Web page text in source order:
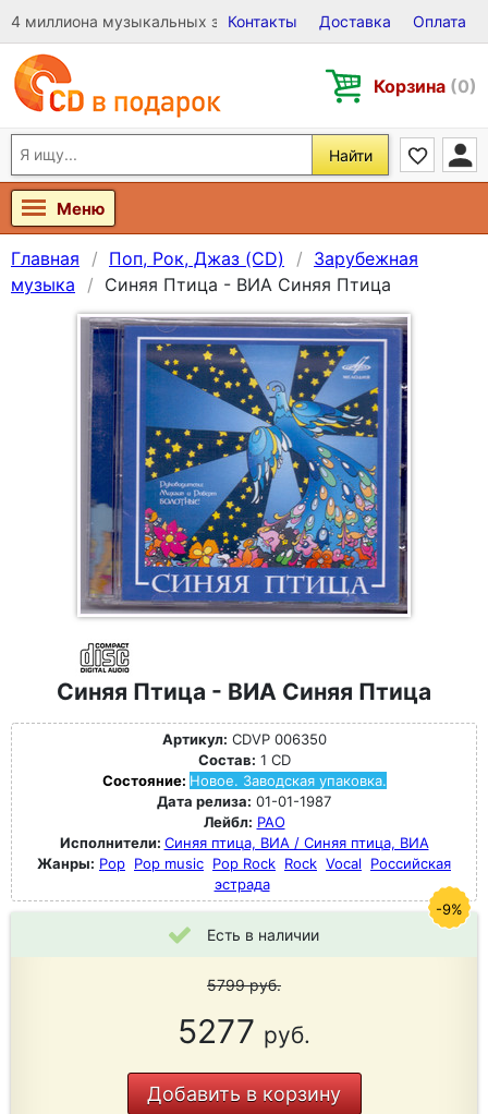
4 миллиона музыкальных записей на Виниле, CD и DVD
Контакты Доставка Оплата
Корзина (0)
Найти
Меню
Главная Поп, Рок, Джаз (CD)
Зарубежная
музыка
Синяя Птица - ВИА Синяя Птица
Синяя Птица - ВИА Синяя Птица
Артикул: CDVP 006350
Состав: 1 CD
Состояние: Новое. Заводская упаковка.
Дата релиза: 01-01-1987
Лейбл: РАО
Исполнители: Синяя птица, ВИА / Синяя птица, ВИА
Жанры: Pop Pop music Pop Rock Rock Vocal
Российская
эстрада
Есть в наличии
5799руб.
5277 руб.
Добавить в корзину
-9%